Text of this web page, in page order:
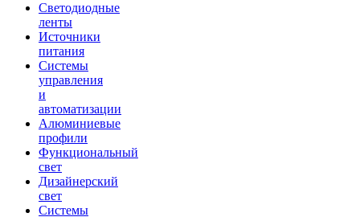
Светодиодные
ленты
Источники
питания
Системы
управления
и
автоматизации
Алюминиевые
профили
Функциональный
свет
Дизайнерский
свет
Системы